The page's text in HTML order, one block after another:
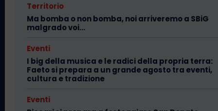
Territorio
Ma bomba o non bomba, noi arriveremo a SBiG
malgrado voi…
Eventi
I big della musica e le radici della propria terra:
Faeto si prepara a un grande agosto tra eventi,
cultura e tradizione
Eventi